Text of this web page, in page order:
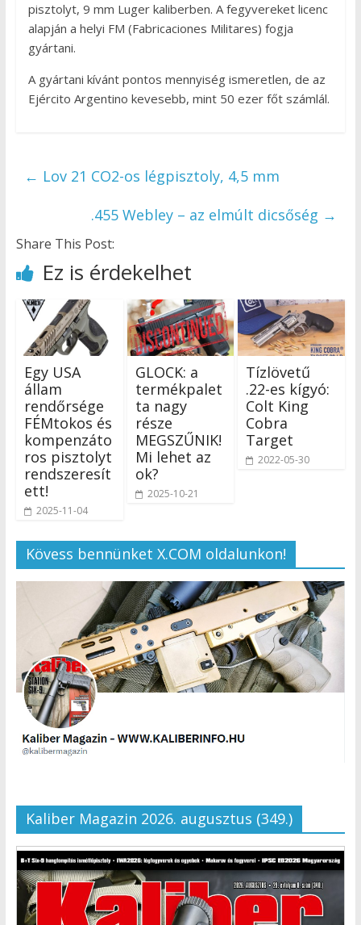
pisztolyt, 9 mm Luger kaliberben. A fegyvereket licenc
alapján a helyi FM (Fabricaciones Militares) fogja
gyártani.
A gyártani kívánt pontos mennyiség ismeretlen, de az
Ejército Argentino kevesebb, mint 50 ezer főt számlál.
← Lov 21 CO2-os légpisztoly, 4,5 mm
.455 Webley – az elmúlt dicsőség →
Share This Post:
Ez is érdekelhet
Egy USA
állam
rendőrsége
FÉMtokos és
kompenzáto
ros pisztolyt
rendszeresít
ett!
2025-11-04
GLOCK: a
termékpalet
ta nagy
része
MEGSZŰNIK!
Mi lehet az
ok?
2025-10-21
Tízlövetű
.22-es kígyó:
Colt King
Cobra
Target
2022-05-30
Kövess bennünket X.COM oldalunkon!
Kaliber Magazin 2026. augusztus (349.)